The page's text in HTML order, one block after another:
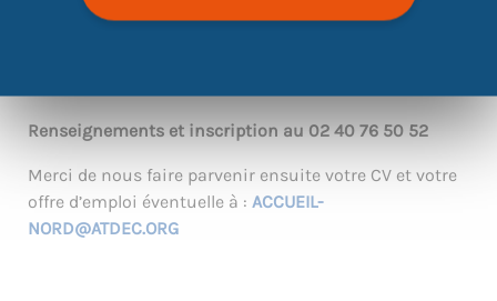
Leaflet |©OpenStreetMapcontributors
Renseignements et inscription au 02 40 76 50 52
Merci de nous faire parvenir ensuite votre CV et votre
offre d’emploi éventuelle à : ACCUEIL-
NORD@ATDEC.ORG